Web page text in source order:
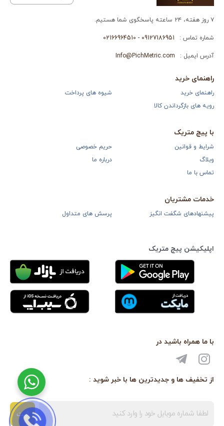
۷ روز هفته، ۲۴ ساعته پاسخگوی شما هستیم.
شماره تماس : 09127186951 - 02166964510
آدرس ایمیل : Info@PichMetric.com
راهنمای خرید
راهنمای خرید
شیوه های پرداخت
رویه های بازگرداندن کالا
با پیچ متریک
شرایط و قوانین
حریم خصوصی
وبلاگ
درباره ما
تماس با ما
خدمات مشتریان
پیشنهادهای شگفت انگیز پرسش های متداول
اپلیکیشن پیچ متریک
از تخفیف ها و جدیدترین ها با خبر شوید :
ثبت
با ما همراه باشید در